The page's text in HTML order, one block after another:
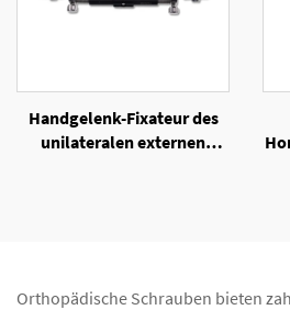
Handgelenk-Fixateur des
unilateralen externen
Orthopädische Schrauben bieten